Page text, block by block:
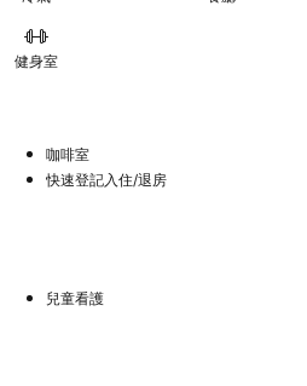
健身室
咖啡室
快速登記入住/退房
兒童看護